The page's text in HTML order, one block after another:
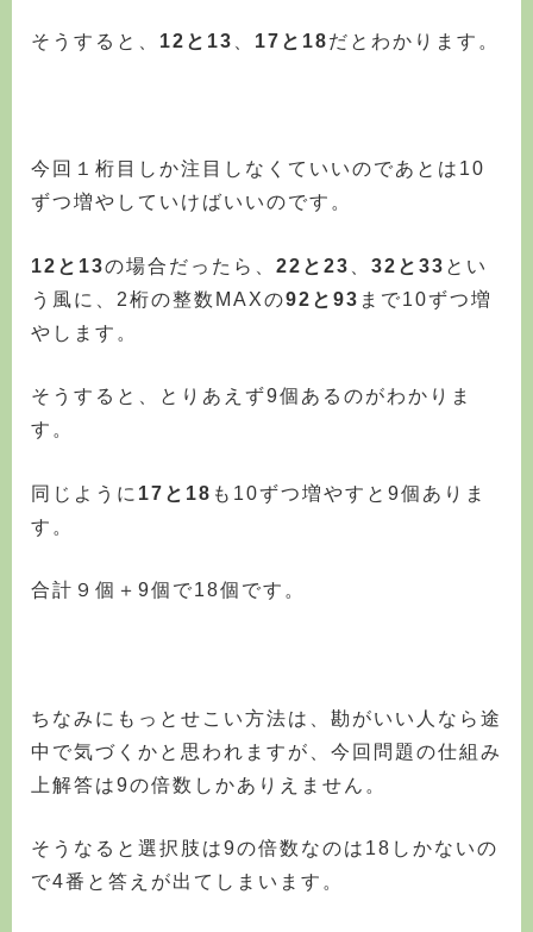
そうすると、 12と13 17と18だとわかります。
今回１桁目しか注目しなくていいのであとは10
ずつ増やしていけばいいのです。
12と13の場合だったら、 22と23 32と33 とい
う風に、2桁の整数MAXの92と93 まで10ずつ増
やします。
そうすると、とりあえず9個あるのがわかりま
す。
同じように 17と18 も10ずつ増やすと9個ありま
す。
合計９個＋9個で18個です。
ちなみにもっとせこい方法は、勘がいい人なら途
中で気づくかと思われますが、今回問題の仕組み
上解答は9の倍数しかありえません。
そうなると選択肢は9の倍数なのは18しかないの
で4番と答えが出てしまいます。